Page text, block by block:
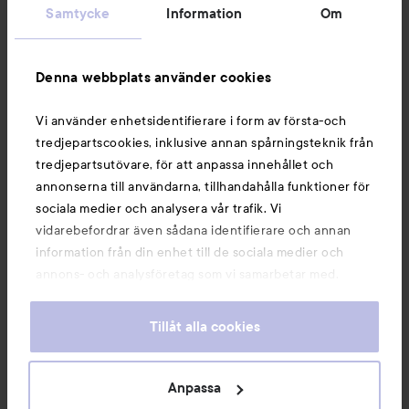
Samtycke Information Om
Denna webbplats använder cookies
Vi använder enhetsidentifierare i form av första-och
tredjepartscookies, inklusive annan spårningsteknik från
tredjepartsutövare, för att anpassa innehållet och
annonserna till användarna, tillhandahålla funktioner för
sociala medier och analysera vår trafik. Vi
vidarebefordrar även sådana identifierare och annan
information från din enhet till de sociala medier och
annons- och analysföretag som vi samarbetar med.
information som du har tillhandahållit eller som de har
våra cookies vid fortsatt användande av vår webbplats.
För information om hur du kan ändra inställningarna för
Tillåt alla cookies
Anpassa
Du kanske också gillar